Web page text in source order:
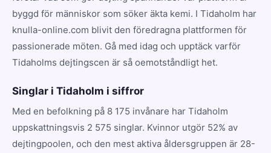
byggd för människor som söker äkta kemi. I Tidaholm har
knulla-online.com blivit den föredragna plattformen för
passionerade möten. Gå med idag och upptäck varför
Tidaholms dejtingscen är så oemotståndligt het.
Singlar i Tidaholm i siffror
Med en befolkning på 8 175 invånare har Tidaholm
uppskattningsvis 2 575 singlar. Kvinnor utgör 52% av
dejtingpoolen, och den mest aktiva åldersgruppen är 28-